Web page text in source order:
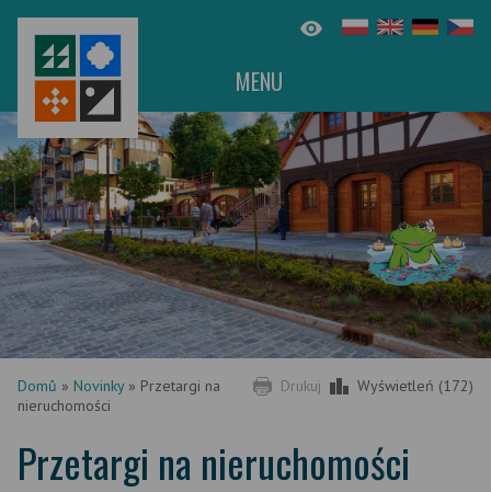
MENU
Drukuj Wyświetleń (172)
Domů » Novinky» Przetargi na
nieruchomości
Przetargi na nieruchomości